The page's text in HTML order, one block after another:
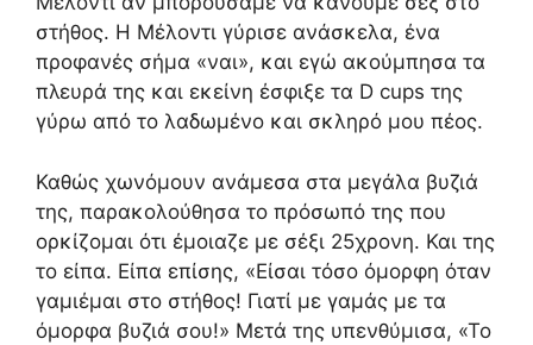
στήθος. Η Μέλοντι γύρισε ανάσκελα, ένα
προφανές σήμα «ναι», και εγώ ακούμπησα τα
πλευρά της και εκείνη έσφιξε τα D cups της
γύρω από το λαδωμένο και σκληρό μου πέος.
Καθώς χωνόμουν ανάμεσα στα μεγάλα βυζιά
της, παρακολούθησα το πρόσωπό της που
ορκίζομαι ότι έμοιαζε με σέξι 25χρονη. Και της
το είπα. Είπα επίσης, «Είσαι τόσο όμορφη όταν
γαμιέμαι στο στήθος! Γιατί με γαμάς με τα
όμορφα βυζιά σου!» Μετά της υπενθύμισα, «Το